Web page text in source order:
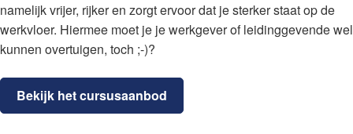
namelijk vrijer, rijker en zorgt ervoor dat je sterker staat op de
werkvloer. Hiermee moet je je werkgever of leidinggevende wel
kunnen overtuigen, toch ;-)?
Bekijk het cursusaanbod